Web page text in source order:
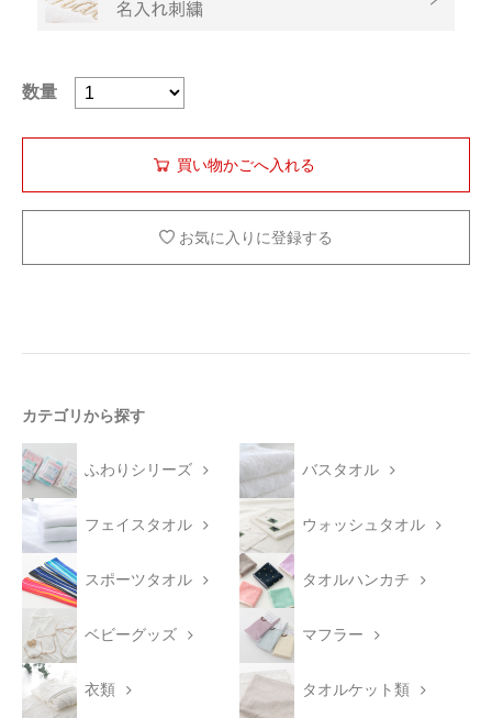
数量
お気に入りに登録する
カテゴリから探す
ふわりシリーズ バスタオル
フェイスタオル ウォッシュタオル
スポーツタオル タオルハンカチ
ベビーグッズ マフラー
衣類 タオルケット類